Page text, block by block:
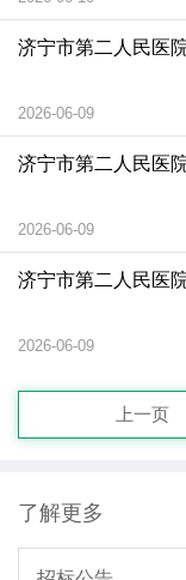
济宁市第二人民医
2026-06-09
济宁市第二人民医
2026-06-09
济宁市第二人民医
2026-06-09
上一页
了解更多